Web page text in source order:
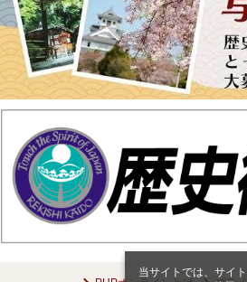
当サイトでは、サイ